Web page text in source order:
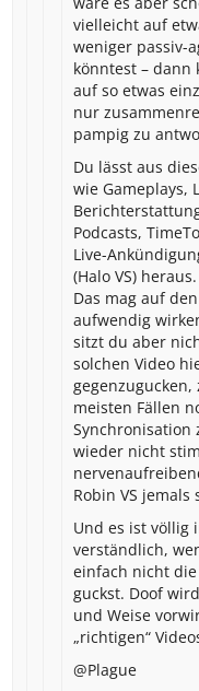
vielleicht auf
weniger passiv-
könntest – dann
auf so etwas
nur
pampig zu
Du lässt aus
wie Gameplays,
Podcasts,
Live-
(Halo VS)
Das mag auf
aufwendig
sitzt du aber
solchen Video
meisten Fällen
Synchronisation
wieder nicht
Robin VS jemals
Und es ist völlig
verständlich,
einfach nicht
guckst. Doof
und Weise
„richtigen“
@Plague